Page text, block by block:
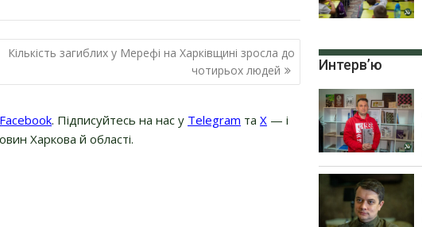
Кількість загиблих у Мерефі на Харківщині зросла до
чотирьох людей
Facebook. Підписуйтесь на нас у Telegram та Х — і
Харкова й області.
Интерв’ю